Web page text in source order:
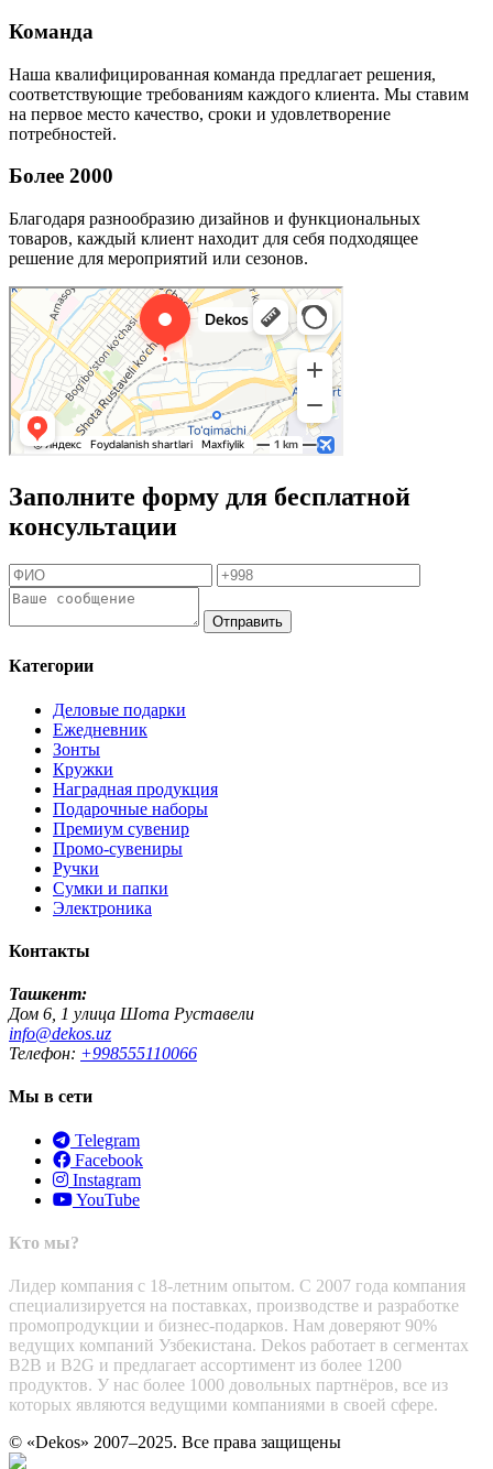
Команда
Наша квалифицированная команда предлагает решения,
соответствующие требованиям каждого клиента. Мы ставим
на первое место качество, сроки и удовлетворение
потребностей.
Более 2000
Благодаря разнообразию дизайнов и функциональных
товаров, каждый клиент находит для себя подходящее
решение для мероприятий или сезонов.
Заполните форму для бесплатной
консультации
Отправить
Категории
Деловые подарки
Ежедневник
Зонты
Кружки
Наградная продукция
Подарочные наборы
Премиум сувенир
Промо-сувениры
Ручки
Сумки и папки
Электроника
Контакты
Ташкент:
Дом 6, 1 улица Шота Руставели
info@dekos.uz
Телефон: +998555110066
Мы в сети
Telegram
Facebook
Instagram
YouTube
Кто мы?
Лидер компания с 18-летним опытом. С 2007 года компания
специализируется на поставках, производстве и разработке
промопродукции и бизнес-подарков. Нам доверяют 90%
ведущих компаний Узбекистана. Dekos работает в сегментах
B2B и B2G и предлагает ассортимент из более 1200
продуктов. У нас более 1000 довольных партнёров, все из
которых являются ведущими компаниями в своей сфере.
© «Dekos» 2007–2025. Все права защищены